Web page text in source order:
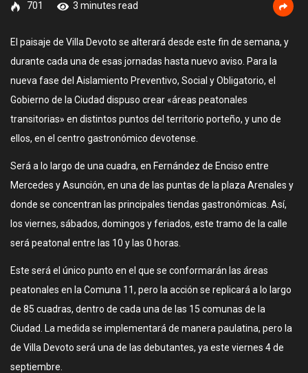
701 3 minutes read
El paisaje de Villa Devoto se alterará desde este fin de semana, y
durante cada una de esas jornadas hasta nuevo aviso. Para la
nueva fase del Aislamiento Preventivo, Social y Obligatorio, el
Gobierno de la Ciudad dispuso crear «áreas peatonales
transitorias» en distintos puntos del territorio porteño, y uno de
ellos, en el centro gastronómico devotense.
Será a lo largo de una cuadra, en Fernández de Enciso entre
Mercedes y Asunción, en una de las puntas de la plaza Arenales y
donde se concentran las principales tiendas gastronómicas. Así,
los viernes, sábados, domingos y feriados, este tramo de la calle
será peatonal entre las 10 y las 0 horas.
Este será el único punto en el que se conformarán las áreas
peatonales en la Comuna 11, pero la acción se replicará a lo largo
de 85 cuadras, dentro de cada una de las 15 comunas de la
Ciudad. La medida se implementará de manera paulatina, pero la
de Villa Devoto será una de las debutantes, ya este viernes 4 de
septiembre.